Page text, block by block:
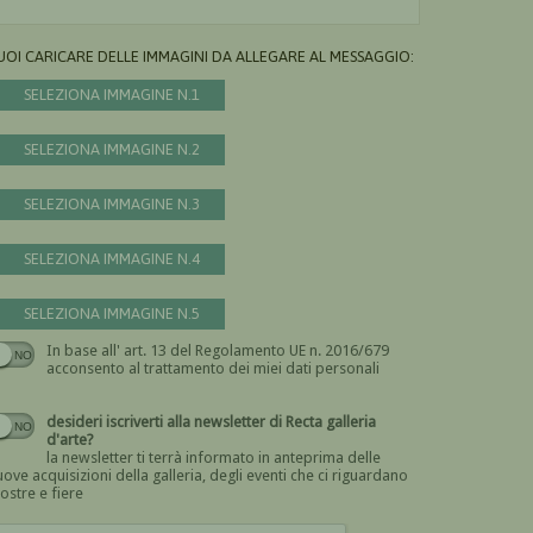
CARICARE DELLE IMMAGINI DA ALLEGARE AL MESSAGGIO:
SELEZIONA IMMAGINE N.1
SELEZIONA IMMAGINE N.2
SELEZIONA IMMAGINE N.3
SELEZIONA IMMAGINE N.4
SELEZIONA IMMAGINE N.5
In base all' art. 13 del Regolamento UE n. 2016/679
acconsento al trattamento dei miei dati personali
Devi dare il consenso
desideri iscriverti alla newsletter di Recta galleria
d'arte?
la newsletter ti terrà informato in anteprima delle
acquisizioni della galleria, degli eventi che ci riguardano
e fiere